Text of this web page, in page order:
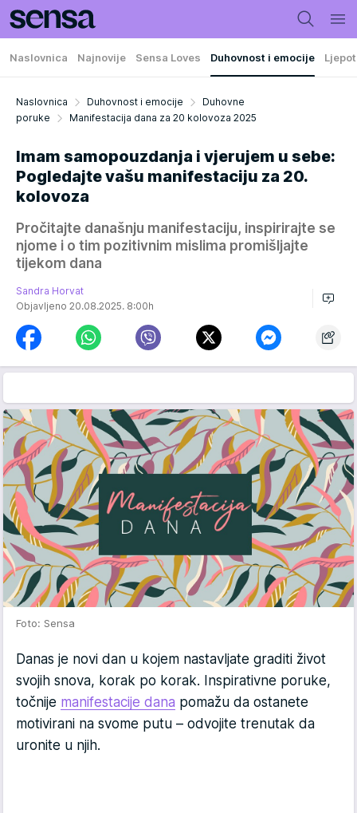
Naslovnica Najnovije Sensa Loves Duhovnost i emocije
Naslovnica Duhovnost i emocije
Duhovne
poruke
Manifestacija dana za 20 kolovoza 2025
Imam samopouzdanja i vjerujem u sebe:
Pogledajte vašu manifestaciju za 20.
kolovoza
Pročitajte današnju manifestaciju, inspirirajte se
njome i o tim pozitivnim mislima promišljajte
tijekom dana
Sandra Horvat
Objavljeno 20.08.2025. 8:00h
Foto: Sensa
Danas je novi dan u kojem nastavljate graditi život
svojih snova, korak po korak. Inspirativne poruke,
točnije manifestacije dana pomažu da ostanete
motivirani na svome putu – odvojite trenutak da
uronite u njih.